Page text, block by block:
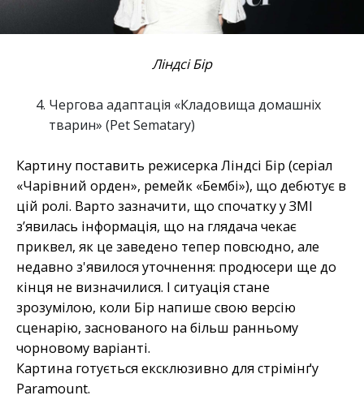
Ліндсі Бір
Чергова адаптація «Кладовища домашніх
тварин» (Pet Sematary)
Картину поставить режисерка Ліндсі Бір (серіал
«Чарівний орден», ремейк «Бембі»), що дебютує в
цій ролі. Варто зазначити, що спочатку у ЗМІ
з’явилась інформація, що на глядача чекає
приквел, як це заведено тепер повсюдно, але
недавно з'явилося уточнення: продюсери ще до
кінця не визначилися. І ситуація стане
зрозумілою, коли Бір напише свою версію
сценарію, заснованого на більш ранньому
чорновому варіанті.
Картина готується ексклюзивно для стрімінґу
Paramount.